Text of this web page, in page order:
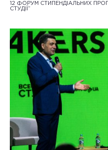
12 ФОРУМ СТИПЕНДІАЛЬНИХ
СТУДІЇ”